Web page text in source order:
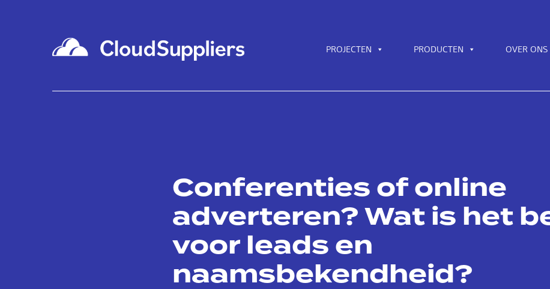
PROJECTEN PRODUCTEN OVER ONS
Conferenties of online
adverteren? Wat is het
voor leads en
naamsbekendheid?